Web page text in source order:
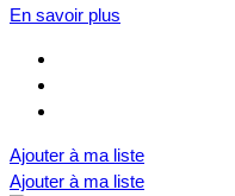
En savoir plus
Ajouter à ma liste
Ajouter à ma liste